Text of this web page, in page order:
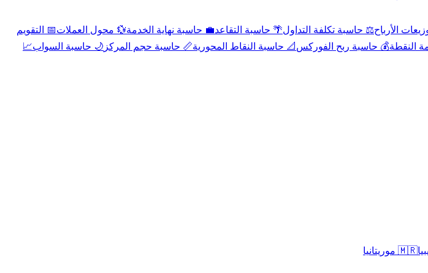
الأرباح⚖️ حاسبة تكلفة التداول🌴 حاسبة التقاعد💼 حاسبة نهاية الخدمة💱 محول العملات📅 التقويم
النقطة💰 حاسبة ربح الفوركس 📐 حاسبة النقاط المحورية📏 حاسبة حجم المركز 🌙 حاسبة السواب📈
🇲🇷 موريتانيا